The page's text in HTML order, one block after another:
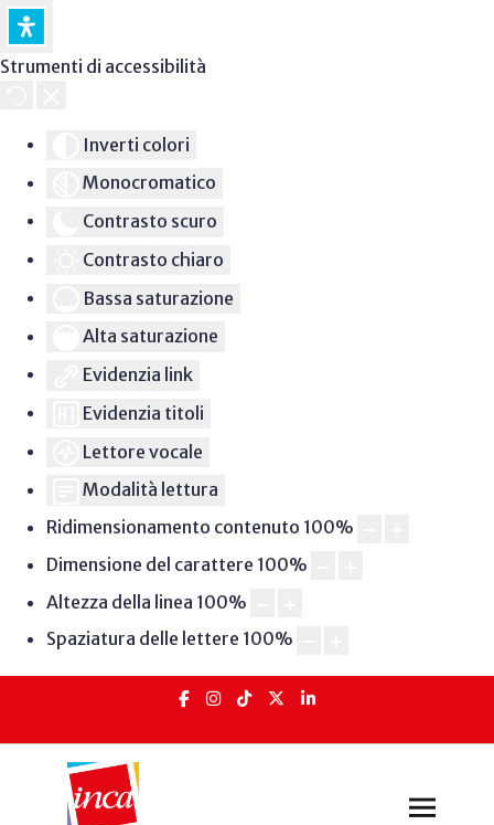
Strumenti di accessibilità
Inverti colori
Monocromatico
Contrasto scuro
Contrasto chiaro
Bassa saturazione
Alta saturazione
Evidenzia link
Evidenzia titoli
Lettore vocale
Modalità lettura
Ridimensionamento contenuto 100%
Dimensione del carattere 100%
Altezza della linea 100%
Spaziatura delle lettere 100%